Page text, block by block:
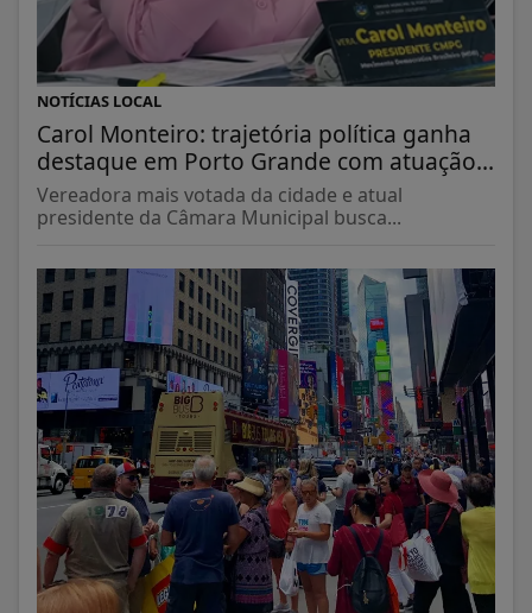
NOTÍCIAS LOCAL
Carol Monteiro: trajetória política ganha
destaque em Porto Grande com atuação...
Vereadora mais votada da cidade e atual
presidente da Câmara Municipal busca...